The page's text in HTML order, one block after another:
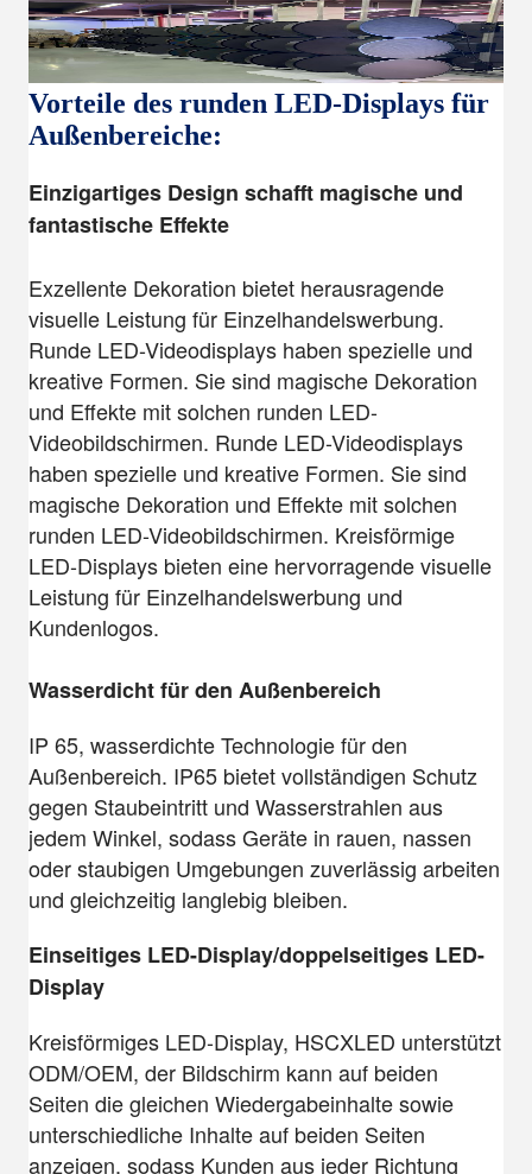
Vorteile des runden LED-Displays für
Außenbereiche:
Einzigartiges Design schafft magische und
fantastische Effekte
Exzellente Dekoration bietet herausragende
visuelle Leistung für Einzelhandelswerbung.
Runde LED-Videodisplays haben spezielle und
kreative Formen. Sie sind magische Dekoration
und Effekte mit solchen runden LED-
Videobildschirmen. Runde LED-Videodisplays
haben spezielle und kreative Formen. Sie sind
magische Dekoration und Effekte mit solchen
runden LED-Videobildschirmen. Kreisförmige
LED-Displays bieten eine hervorragende visuelle
Leistung für Einzelhandelswerbung und
Kundenlogos.
Wasserdicht für den Außenbereich
IP 65, wasserdichte Technologie für den
Außenbereich. IP65 bietet vollständigen Schutz
gegen Staubeintritt und Wasserstrahlen aus
jedem Winkel, sodass Geräte in rauen, nassen
oder staubigen Umgebungen zuverlässig arbeiten
und gleichzeitig langlebig bleiben.
Einseitiges LED-Display/doppelseitiges LED-
Display
Kreisförmiges LED-Display, HSCXLED unterstützt
ODM/OEM, der Bildschirm kann auf beiden
Seiten die gleichen Wiedergabeinhalte sowie
unterschiedliche Inhalte auf beiden Seiten
anzeigen, sodass Kunden aus jeder Richtung